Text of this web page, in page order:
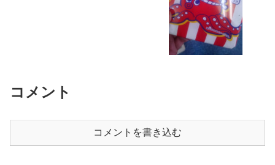
コメント
コメントを書き込む